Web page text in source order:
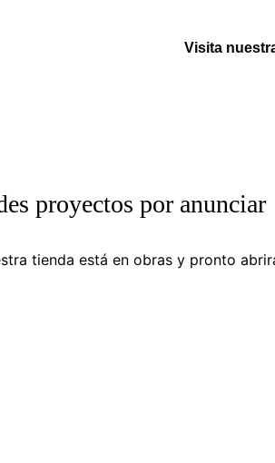
Visita
proyectos por anunciar
tienda está en obras y pronto